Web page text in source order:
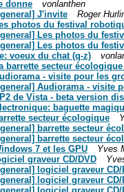
donne
vonlanthen
J'invite
Roger
photos du festival
Les photos du
Les photos du
voeux du chat (q-z)
barrette secteur écologique
- visite pour les
Audiorama - visite
de Vista - beta version
baguette
secteur écologique
barrette secteur
barrette secteur
7 et les GPU
Yves
graveur CD/DVD
logiciel graveur CD/
logiciel graveur CD/